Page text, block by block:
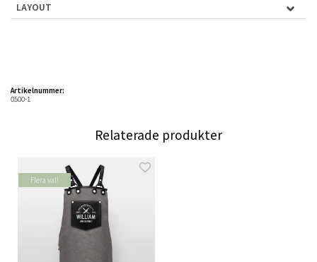
LAYOUT
Artikelnummer:
0500-1
Relaterade produkter
Flera val!